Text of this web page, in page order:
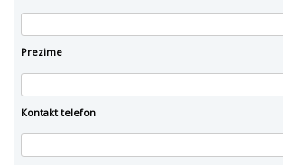
Prezime
Kontakt telefon